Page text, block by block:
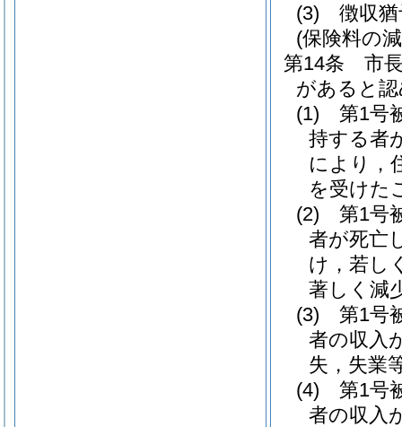
(3)
徴収
(保険料の
第14条
市
があると
(1)
第1号
持する者
により，
を受けた
(2)
第1号
者が死亡
け，若し
著しく減
(3)
第1号
者の収入
失，失業
(4)
第1号
者の収入